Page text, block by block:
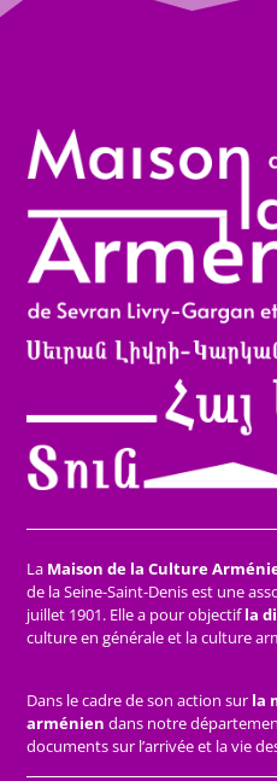
La Maison de la Culture
de la Seine-Saint-Denis est une
juillet 1901. Elle a pour objectifla
culture en générale et la culture
Dans le cadre de son action sur la
arménien dans notre
documents sur l’arrivée et la vie